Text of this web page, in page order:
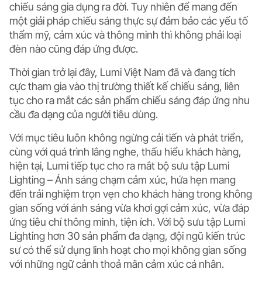
chiếu sáng gia dụng ra đời. Tuy nhiên để mang đến
một giải pháp chiếu sáng thực sự đảm bảo các yếu tố
thẩm mỹ, cảm xúc và thông minh thì không phải loại
đèn nào cũng đáp ứng được.
Thời gian trở lại đây, Lumi Việt Nam đã và đang tích
cực tham gia vào thị trường thiết kế chiếu sáng, liên
tục cho ra mắt các sản phẩm chiếu sáng đáp ứng nhu
cầu đa dạng của người tiêu dùng.
Với mục tiêu luôn không ngừng cải tiến và phát triển,
cùng với quá trình lắng nghe, thấu hiểu khách hàng,
hiện tại, Lumi tiếp tục cho ra mắt bộ sưu tập Lumi
Lighting – Ánh sáng chạm cảm xúc, hứa hẹn mang
đến trải nghiệm trọn vẹn cho khách hàng trong không
gian sống với ánh sáng vừa khơi gợi cảm xúc, vừa đáp
ứng tiêu chí thông minh, tiện ích. Với bộ sưu tập Lumi
Lighting hơn 30 sản phẩm đa dạng, đội ngũ kiến trúc
sư có thể sử dụng linh hoạt cho mọi không gian sống
với những ngữ cảnh thoả mãn cảm xúc cá nhân.